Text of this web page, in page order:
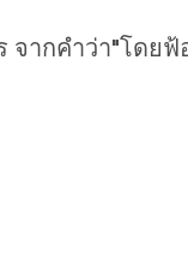
จากคำว่า"โดยฟ้